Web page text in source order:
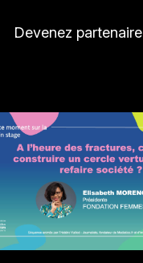
Devenez partenaire